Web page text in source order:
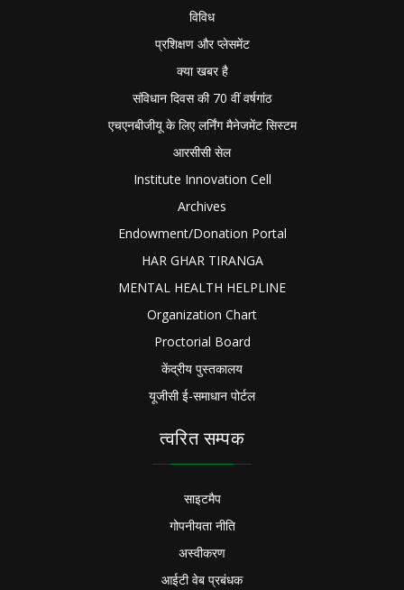
विविध
प्रशिक्षण और प्लेसमेंट
क्या खबर है
संविधान दिवस की 70 वीं वर्षगांठ
एचएनबीजीयू के लिए लर्निंग मैनेजमेंट सिस्टम
आरसीसी सेल
Institute Innovation Cell
Archives
Endowment/Donation Portal
HAR GHAR TIRANGA
MENTAL HEALTH HELPLINE
Organization Chart
Proctorial Board
केंद्रीय पुस्तकालय
यूजीसी ई-समाधान पोर्टल
त्वरित सम्पक
साइटमैप
गोपनीयता नीति
अस्वीकरण
आईटी वेब प्रबंधक